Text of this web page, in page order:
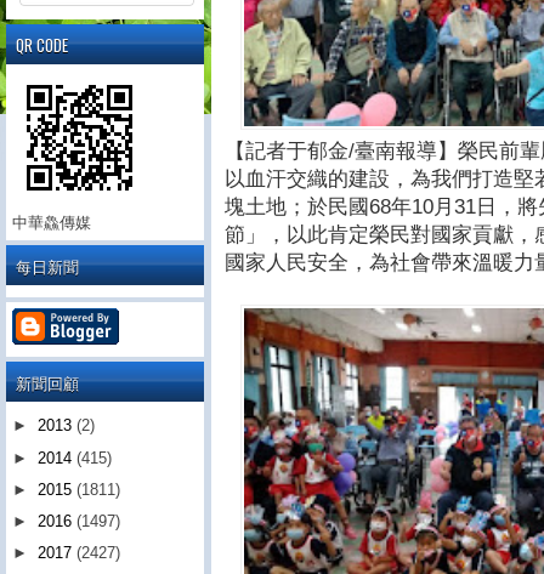
【記者于郁金/臺南報導】榮民前
以血汗交織的建設，為我們打造
塊土地；於民國68年10月31日，
節」，以此肯定榮民對國家貢獻
國家人民安全，為社會帶來溫暖力
QR CODE
中華鱻傳媒
每日新聞
新聞回顧
► 2013 (2)
► 2014 (415)
► 2015 (1811)
► 2016 (1497)
► 2017 (2427)